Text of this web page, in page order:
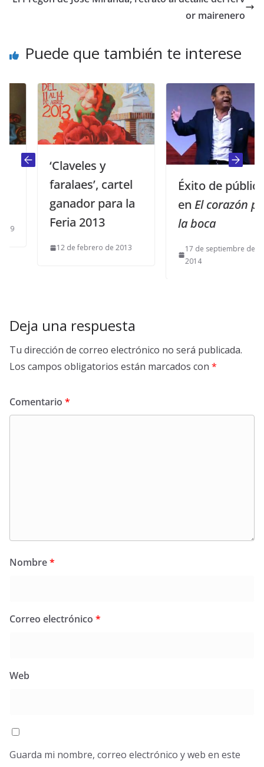
or mairenero
Puede que también te interese
‘Claveles y
faralaes’, cartel
ganador para la
Feria 2013
12 de febrero de 2013
Éxito de público
El corazón por
la boca
17 de septiembre de
Deja una respuesta
Tu dirección de correo electrónico no será publicada.
Los campos obligatorios están marcados con *
Comentario *
Nombre*
Correo electrónico *
Web
Guarda mi nombre, correo electrónico y web en este